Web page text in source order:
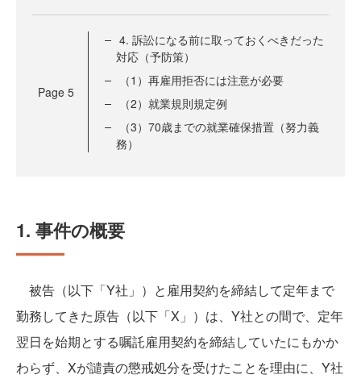
Page 5
4. 訴訟になる前に取っておくべきだった
対応（予防策）
（1）再雇用拒否には注意が必要
（2）就業規則規定例
（3）70歳までの就業確保措置（努力義
務）
1. 事件の概要
被告（以下「Y社」）と雇用契約を締結して定年まで
勤務してきた原告（以下「X」）は、Y社との間で、定年
翌日を始期とする嘱託雇用契約を締結していたにもかか
わらず、Xが譴責の懲戒処分を受けたことを理由に、Y社